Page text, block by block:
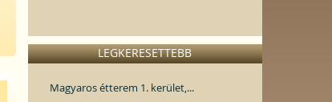
LEGKERESETTEBB
Magyaros étterem 1. kerület,...